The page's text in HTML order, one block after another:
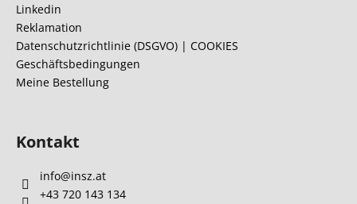
Linkedin
Reklamation
Datenschutzrichtlinie (DSGVO) | COOKIES
Geschäftsbedingungen
Meine Bestellung
Kontakt
info@insz.at
+43 720 143 134